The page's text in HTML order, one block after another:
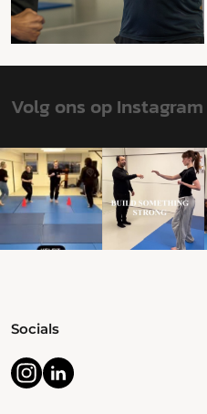
Volg ons op Instagram
Socials